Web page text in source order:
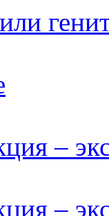
–
–